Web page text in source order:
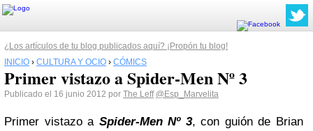
¿Los artículos de tu blog publicados aquí? ¡Propón tu blog!
INICIO › CULTURA Y OCIO › CÓMICS
Primer vistazo a Spider-Men Nº 3
Publicado el 16 junio 2012 por The Leff @Esp_Marvelita
Primer vistazo a Spider-Men Nº 3, con guión de Brian